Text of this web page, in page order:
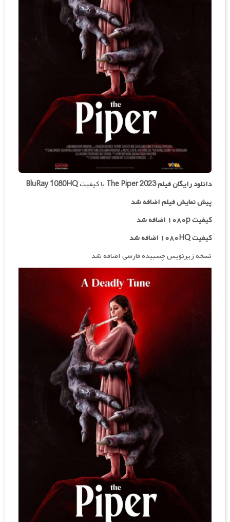
دانلود رایگان فیلمThe Piper 2023 با کیفیتBluRay 1080HQ
پیش نمایش فیلم اضافه شد
کیفیت ۱۰۸۰p اضافه شد
کیفیت ۱۰۸۰HQ اضافه شد
نسخه زیرنویس چسبیده فارسی اضافه شد